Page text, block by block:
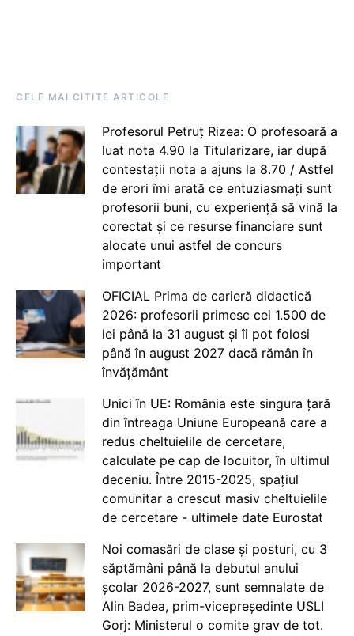
CELE MAI CITITE ARTICOLE
Profesorul Petruț Rizea: O profesoară a
luat nota 4.90 la Titularizare, iar după
contestații nota a ajuns la 8.70 / Astfel
de erori îmi arată ce entuziasmați sunt
profesorii buni, cu experiență să vină la
corectat și ce resurse financiare sunt
alocate unui astfel de concurs
important
OFICIAL Prima de carieră didactică
2026: profesorii primesc cei 1.500 de
lei până la 31 august și îi pot folosi
până în august 2027 dacă rămân în
învățământ
Unici în UE: România este singura țară
din întreaga Uniune Europeană care a
redus cheltuielile de cercetare,
calculate pe cap de locuitor, în ultimul
deceniu. Între 2015-2025, spațiul
comunitar a crescut masiv cheltuielile
de cercetare - ultimele date Eurostat
Noi comasări de clase și posturi, cu 3
săptămâni până la debutul anului
școlar 2026-2027, sunt semnalate de
Alin Badea, prim-vicepreședinte USLI
Gorj: Ministerul o comite grav de tot.